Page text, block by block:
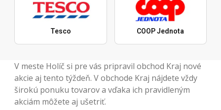
Tesco COOP Jednota
V meste Holíč si pre vás pripravil obchod Kraj nové
akcie aj tento týždeň. V obchode Kraj nájdete vždy
širokú ponuku tovarov a vďaka ich pravidleným
akciám môžete aj ušetriť.